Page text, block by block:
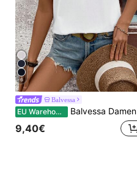
6
Balvessa
EU Warehouse Balvessa Damen V-Ausschnitt Kurzarm Lässig T-Shirt mit Ausschnitten
9,40€